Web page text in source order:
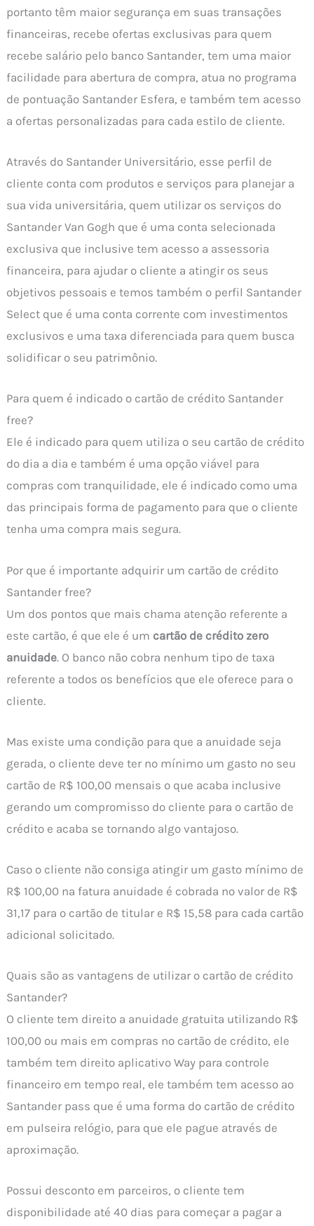
portanto têm maior segurança em suas transações
financeiras, recebe ofertas exclusivas para quem
recebe salário pelo banco Santander, tem uma maior
facilidade para abertura de compra, atua no programa
de pontuação Santander Esfera, e também tem acesso
a ofertas personalizadas para cada estilo de cliente.
Através do Santander Universitário, esse perfil de
cliente conta com produtos e serviços para planejar a
sua vida universitária, quem utilizar os serviços do
Santander Van Gogh que é uma conta selecionada
exclusiva que inclusive tem acesso a assessoria
financeira, para ajudar o cliente a atingir os seus
objetivos pessoais e temos também o perfil Santander
Select que é uma conta corrente com investimentos
exclusivos e uma taxa diferenciada para quem busca
solidificar o seu patrimônio.
Para quem é indicado o cartão de crédito Santander
free?
Ele é indicado para quem utiliza o seu cartão de crédito
do dia a dia e também é uma opção viável para
compras com tranquilidade, ele é indicado como uma
das principais forma de pagamento para que o cliente
tenha uma compra mais segura.
Por que é importante adquirir um cartão de crédito
Santander free?
Um dos pontos que mais chama atenção referente a
este cartão, é que ele é um cartão de crédito zero
anuidade. O banco não cobra nenhum tipo de taxa
referente a todos os benefícios que ele oferece para o
cliente.
Mas existe uma condição para que a anuidade seja
gerada, o cliente deve ter no mínimo um gasto no seu
cartão de R$ 100,00 mensais o que acaba inclusive
gerando um compromisso do cliente para o cartão de
crédito e acaba se tornando algo vantajoso.
Caso o cliente não consiga atingir um gasto mínimo de
R$ 100,00 na fatura anuidade é cobrada no valor de R$
31,17 para o cartão de titular e R$ 15,58 para cada cartão
adicional solicitado.
Quais são as vantagens de utilizar o cartão de crédito
Santander?
O cliente tem direito a anuidade gratuita utilizando R$
100,00 ou mais em compras no cartão de crédito, ele
também tem direito aplicativo Way para controle
financeiro em tempo real, ele também tem acesso ao
Santander pass que é uma forma do cartão de crédito
em pulseira relógio, para que ele pague através de
aproximação.
Possui desconto em parceiros, o cliente tem
disponibilidade até 40 dias para começar a pagar a